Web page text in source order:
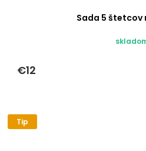
Sada 5 štetcov
€12
Tip